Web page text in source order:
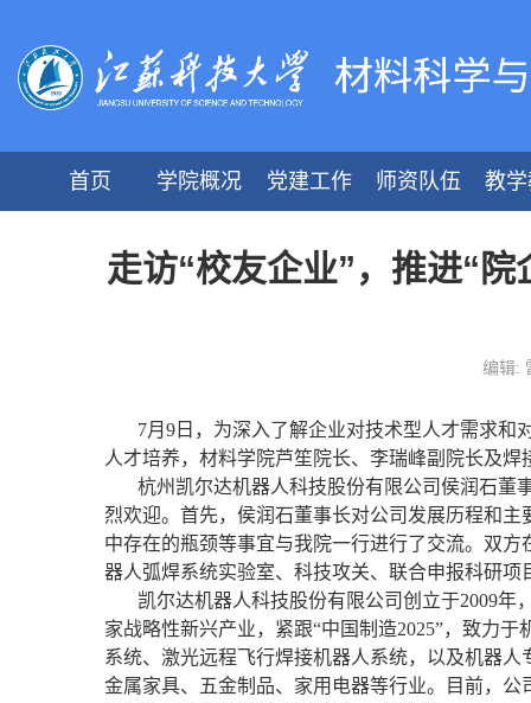
首页 学院概况 党建工作 师资队伍 教
走访“校友企业”，推进“
编辑:
7月9日，为深入了解企业对技术型人才需求
人才培养， 材料学院芦笙院长、李瑞峰副院长及
杭州凯尔达机器人科技股份有限公司侯润石董
烈欢迎。首先，侯润石董事长对公司发展历程和
中存在的瓶颈等事宜与我院一行进行了交流。双
器人弧焊系统实验室、科技攻关、联合申报科研
凯尔达机器人科技股份有限公司创立于2009年
家战略性新兴产业，紧跟“中国制造2025”，致力
系统、激光远程飞行焊接机器人系统，以及机器
金属家具、五金制品、家用电器等行业。目前，